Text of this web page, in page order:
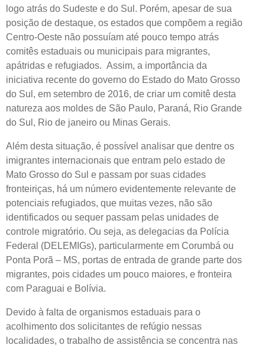
logo atrás do Sudeste e do Sul. Porém, apesar de sua
posição de destaque, os estados que compõem a região
Centro-Oeste não possuíam até pouco tempo atrás
comitês estaduais ou municipais para migrantes,
apátridas e refugiados. Assim, a importância da
iniciativa recente do governo do Estado do Mato Grosso
do Sul, em setembro de 2016, de criar um comitê desta
natureza aos moldes de São Paulo, Paraná, Rio Grande
do Sul, Rio de janeiro ou Minas Gerais.
Além desta situação, é possível analisar que dentre os
imigrantes internacionais que entram pelo estado de
Mato Grosso do Sul e passam por suas cidades
fronteiriças, há um número evidentemente relevante de
potenciais refugiados, que muitas vezes, não são
identificados ou sequer passam pelas unidades de
controle migratório. Ou seja, as delegacias da Polícia
Federal (DELEMIGs), particularmente em Corumbá ou
Ponta Porã – MS, portas de entrada de grande parte dos
migrantes, pois cidades um pouco maiores, e fronteira
com Paraguai e Bolívia.
Devido à falta de organismos estaduais para o
acolhimento dos solicitantes de refúgio nessas
localidades, o trabalho de assistência se concentra nas